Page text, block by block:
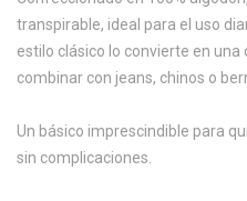
transpirable, ideal para el uso
estilo clásico lo convierte en
combinar con jeans, chinos o
Un básico imprescindible para
sin complicaciones.